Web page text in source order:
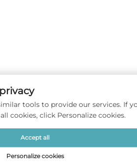
tools to provide our services. If
cookies, click Personalize cookies.
Personalize cookies
Accept all